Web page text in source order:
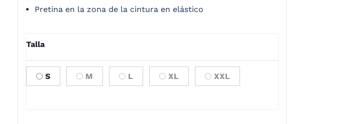
Pretina en la zona de la cintura en elástico
Talla
S M L XL XXL